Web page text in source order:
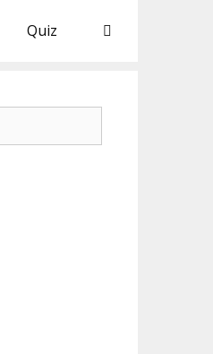
Quiz